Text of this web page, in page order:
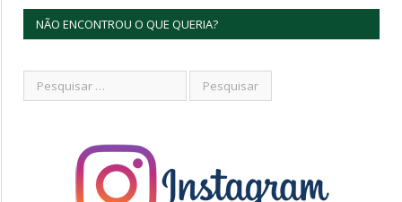
NÃO ENCONTROU O QUE QUERIA?